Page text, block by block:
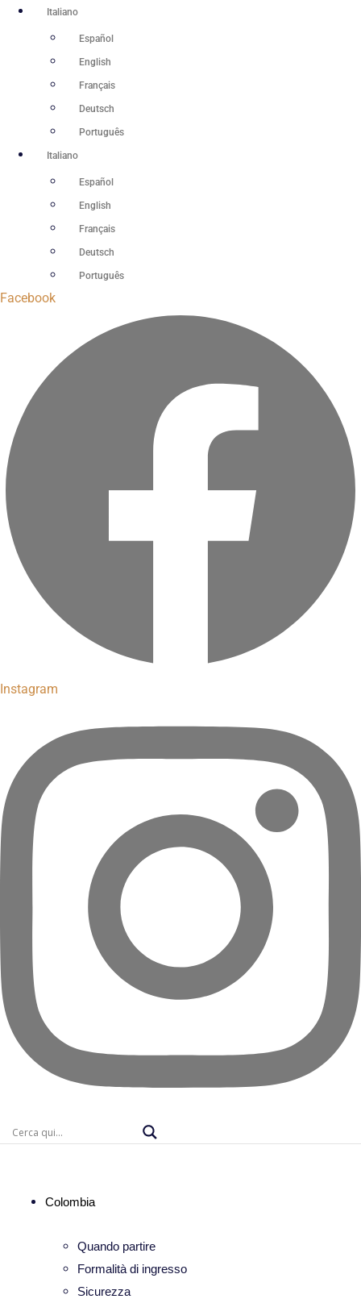
contenuto
Italiano
Español
English
Français
Deutsch
Português
Italiano
Español
English
Français
Deutsch
Português
Facebook
Instagram
Colombia
Quando partire
Formalità di ingresso
Sicurezza